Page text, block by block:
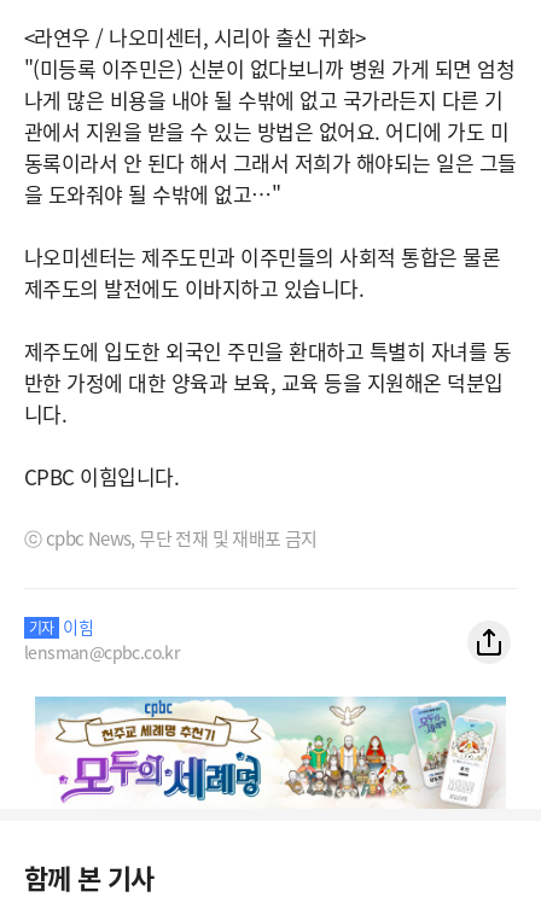
<라연우 / 나오미센터, 시리아 출신 귀화>
"(미등록 이주민은) 신분이 없다보니까 병원 가게 되면 엄청
나게 많은 비용을 내야 될 수밖에 없고 국가라든지 다른 기
관에서 지원을 받을 수 있는 방법은 없어요. 어디에 가도 미
동록이라서 안 된다 해서 그래서 저희가 해야되는 일은 그들
을 도와줘야 될 수밖에 없고…"
나오미센터는 제주도민과 이주민들의 사회적 통합은 물론
제주도의 발전에도 이바지하고 있습니다.
제주도에 입도한 외국인 주민을 환대하고 특별히 자녀를 동
반한 가정에 대한 양육과 보육, 교육 등을 지원해온 덕분입
니다.
CPBC 이힘입니다.
ⓒ cpbc News, 무단 전재 및 재배포 금지
기자 이힘
lensman@cpbc.co.kr
함께 본 기사